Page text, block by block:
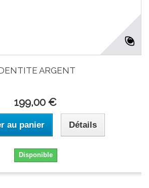
ARGENT
199,00 €
au panier Détails
Disponible